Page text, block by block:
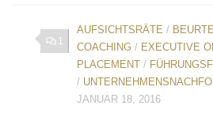
1
AUFSICHTSRÄTE /
COACHING / EXECUTIVE
PLACEMENT /
/
JANUAR 18, 2016